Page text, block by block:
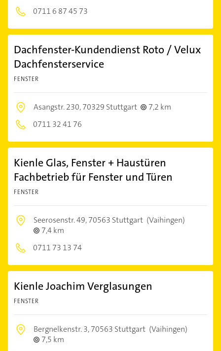
0711 6 87 45 73
Dachfenster-Kundendienst Roto / Velux
Dachfensterservice
FENSTER
Asangstr. 230,70329 Stuttgart
7,2 km
0711 32 41 76
Kienle Glas, Fenster + Haustüren
Fachbetrieb für Fenster und Türen
FENSTER
Seerosenstr. 49,70563 Stuttgart (Vaihingen)
7,4 km
0711 73 13 74
Kienle Joachim Verglasungen
FENSTER
Bergnelkenstr. 3,70563 Stuttgart (Vaihingen)
7,5 km